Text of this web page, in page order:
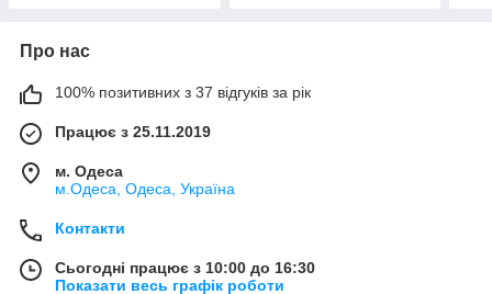
Про нас
100% позитивних з 37 відгуків за рік
Працює з 25.11.2019
м. Одеса
м.Одеса, Одеса, Україна
Контакти
Сьогодні працює з 10:00 до 16:30
Показати весь графік роботи